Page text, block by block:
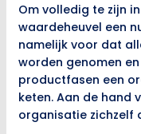
Om volledig te zijn
waardeheuvel een
namelijk voor dat
worden genomen
productfasen een
keten. Aan de hand
organisatie zichzelf